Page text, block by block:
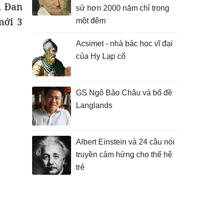
Đan
3
sử hơn 2000 năm chỉ trong
một đêm
Acsimet - nhà bác học vĩ đại
của Hy Lạp cổ
GS Ngô Bảo Châu và bổ đề
Langlands
Albert Einstein và 24 câu nói
truyền cảm hứng cho thế hệ
trẻ